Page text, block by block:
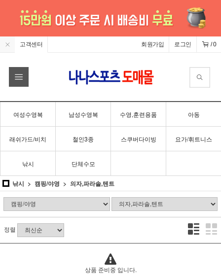
고객센터 /0
로그인
회원가입
여성수영복 남성수영복 수영,훈련용품 아동
래쉬가드/비치 철인3종 스쿠버다이빙 요가/휘트니스
낚시 단체수모
낚시 캠핑/야영 의자,파라솔,텐트
정렬
상품 준비중 입니다.